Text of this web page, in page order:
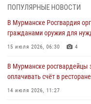
03 августа 2026, 12:23 4
Сотрудники
хулиганские действия
города Кандалакши
Сотрудники Росгвардии
антитеррористической
ПОПУЛЯРНЫЕ НОВОСТИ
В Мурманске Росгвардия
гражданами оружия для
15 июля 2026, 06:30 4
В Мурманске росгвардейцы
оплачивать счёт в ресторане
14 июля 2026, 11:27